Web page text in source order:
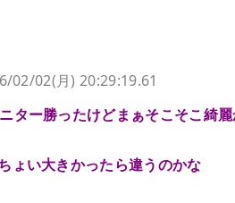
02/02(月) 20:29:19.61
ター勝ったけどまぁそこそこ綺
ょい大きかったら違うのかな